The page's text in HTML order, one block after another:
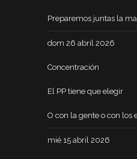
Preparemos juntas la
dom 26 abril 2026
Concentración
El PP tiene que elegir
O con la gente o con los
mié 15 abril 2026